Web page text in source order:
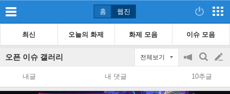
홈 웹진
최신 오늘의 화제 화제 모음 이슈 모음
오픈 이슈 갤러리 전체보기
공
지
on/off
검
색
글
쓰
내글 내 댓글 10추글